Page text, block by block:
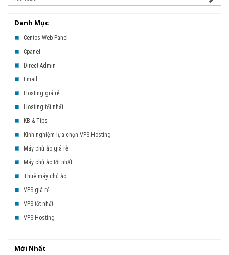
Danh Mục
Centos Web Panel
Cpanel
Direct Admin
Email
Hosting giá rẻ
Hosting tốt nhất
KB & Tips
Kinh nghiệm lựa chọn VPS-Hosting
Máy chủ ảo giá rẻ
Máy chủ ảo tốt nhất
Thuê máy chủ ảo
VPS giá rẻ
VPS tốt nhất
VPS-Hosting
Mới Nhất